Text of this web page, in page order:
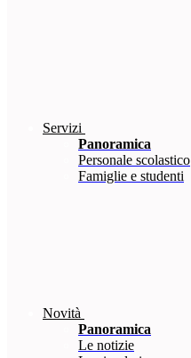
Servizi
Panoramica
Personale scolastico
Famiglie e studenti
Novità
Panoramica
Le notizie